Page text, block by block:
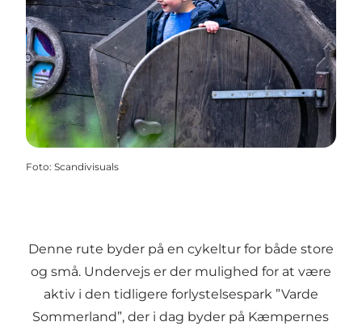
Foto: Scandivisuals
Denne rute byder på en cykeltur for både store
og små. Undervejs er der mulighed for at være
aktiv i den tidligere forlystelsespark ”Varde
Sommerland”, der i dag byder på Kæmpernes